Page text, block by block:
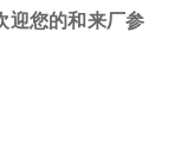
迎您的和来厂参